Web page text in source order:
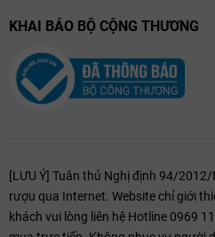
KHAI BÁO BỘ CỘNG THƯƠNG
[LƯU Ý] Tuân thủ Nghị định 94/
rượu qua Internet. Website chỉ giới
khách vui lòng liên hệ Hotline 0969